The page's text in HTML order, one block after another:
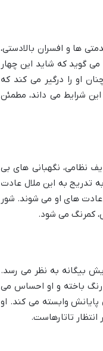
ها و افسران بالادستی،
گوید که شاید این چهار
او را درگیر می کند که
شرایط می داند، مطمئن
نظامی، نگهبانی های بی
تدریج به این ملال عادت
های او می شوند. شور
کمرنگ می شود.
بیگانه به نظر می رسد.
باخته و او احساس می
وابسته می کند. او
انتظار تاتارهاست.